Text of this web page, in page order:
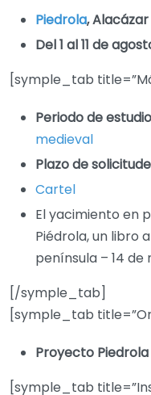
Piedrola,
Del 1 al 11 de
[symple_tab
Periodo de
medieval
Plazo de
Cartel
El yacimiento en
Piédrola, un libro
península – 14 de
[/symple_tab]
[symple_tab
Proyecto Piedrola
[symple_tab